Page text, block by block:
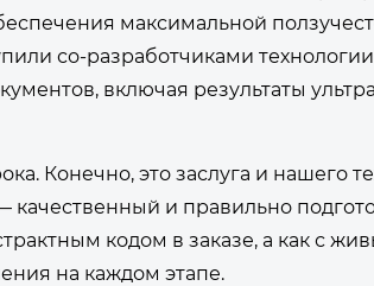
максимальной
со-разработчиками технологии
включая результаты
Конечно, это заслуга и нашего
качественный и правильно
кодом в заказе, а как с
на каждом этапе.